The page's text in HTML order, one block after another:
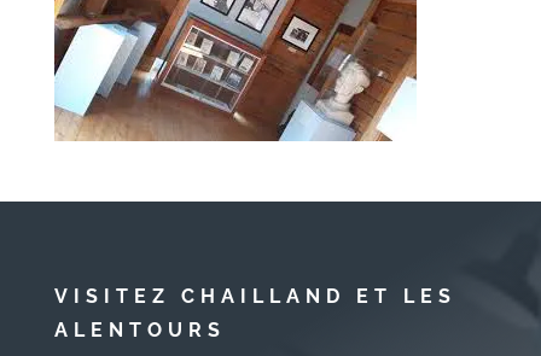
VISITEZ CHAILLAND ET LES
ALENTOURS